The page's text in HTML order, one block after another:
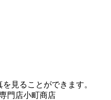
見ることができます。
門店小町商店